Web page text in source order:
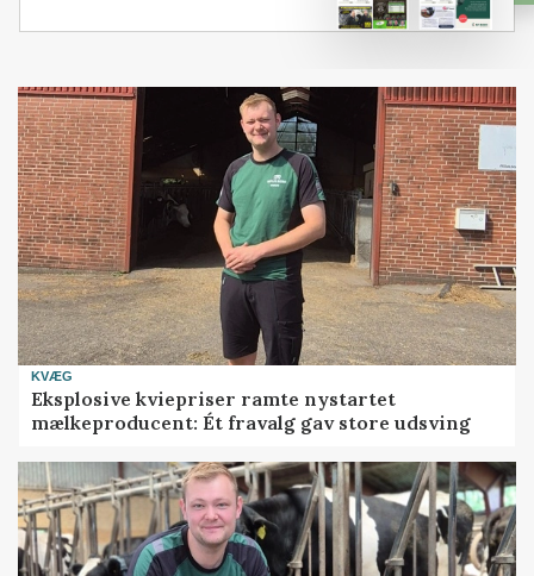
KVÆG
Eksplosive kviepriser ramte nystartet
mælkeproducent: Ét fravalg gav store udsving